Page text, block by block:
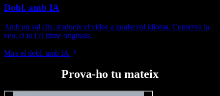
Dobl. amb IA
Amb un sol clic, tradueix el vídeo a qualsevol idioma. Conserva la
veu, el to i el ritme originals.
Mira el dobl. amb IA
Prova-ho tu mateix